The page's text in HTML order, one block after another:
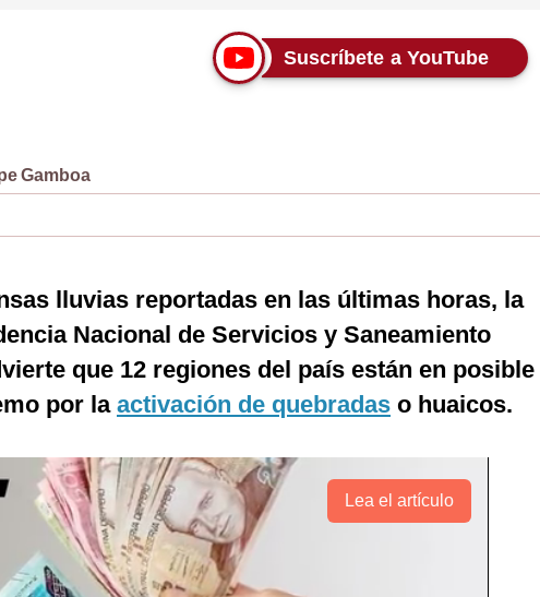
Suscríbete a YouTube
Gamboa
lluvias reportadas en las últimas horas, la
Nacional de Servicios y Saneamiento
que 12 regiones del país están en posible
por la activación de quebradas o huaicos.
Lea el artículo